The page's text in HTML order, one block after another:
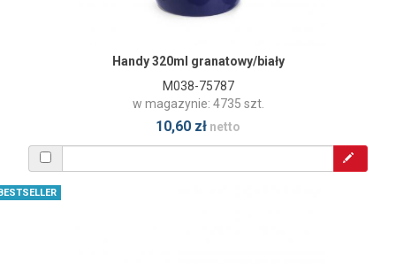
Handy 320ml granatowy/biały
M038-75787
w magazynie: 4735 szt.
10,60 zł netto